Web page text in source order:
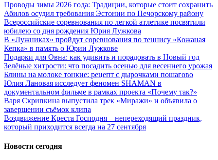
Проводы зимы 2026 года: Традиции, которые стоит сохранить
Абилов осудил требования Эстонии по Печорскому району
Всероссийские соревнования по легкой атлетике посвятили
юбилею со дня рождения Юрия Лужкова
В «Лужниках» пройдут соревнования по теннису «Кожаная
Кепка» в память о Юрии Лужкове
Подарки для Овна: как удивить и порадовать в Новый год
Зелёные хитрости: что посадить осенью для весеннего урожая
Блины на молоке тонкие: рецепт с дырочками пошагово
Юлия Лановая исследует феномен SHAMAN в
документальном фильме в рамках проекта «Почему так?»
Варя Скрипкина выпустила трек «Миражи» и объявила о
завершении съёмок клипа
Воздвижение Креста Господня – непереходящий праздник,
который приходится всегда на 27 сентября
Новости сегодня